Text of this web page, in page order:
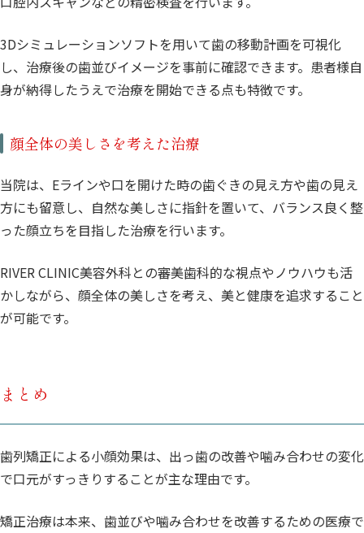
3Dシミュレーションソフトを用いて歯の移動計画を可視化
し、治療後の歯並びイメージを事前に確認できます。患者様自
身が納得したうえで治療を開始できる点も特徴です。
顔全体の美しさを考えた治療
当院は、Eラインや口を開けた時の歯ぐきの見え方や歯の見え
方にも留意し、自然な美しさに指針を置いて、バランス良く整
った顔立ちを目指した治療を行います。
RIVER CLINIC美容外科との審美歯科的な視点やノウハウも活
かしながら、顔全体の美しさを考え、美と健康を追求すること
が可能です。
まとめ
歯列矯正による小顔効果は、出っ歯の改善や噛み合わせの変化
で口元がすっきりすることが主な理由です。
矯正治療は本来、歯並びや噛み合わせを改善するための医療で